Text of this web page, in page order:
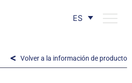
ES
Volver a la información de producto